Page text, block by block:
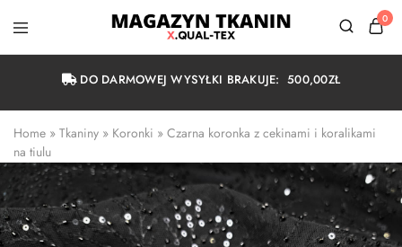
Magazyn
Warszawa
0
DO DARMOWEJ WYSYŁKI BRAKUJE:500,00ZŁ
Home » Tkaniny » Koronki » Czarna koronka z cekinami i koralikami
na tiulu